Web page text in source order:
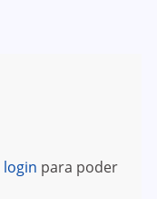
login para poder